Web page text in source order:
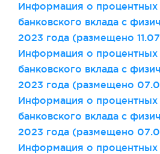
Информация о процентных
банковского вклада с
2023 года (размещено 11.07
Информация о процентных
банковского вклада с
2023 года (размещено 07
Информация о процентных
банковского вклада с
2023 года (размещено 07
Информация о процентных